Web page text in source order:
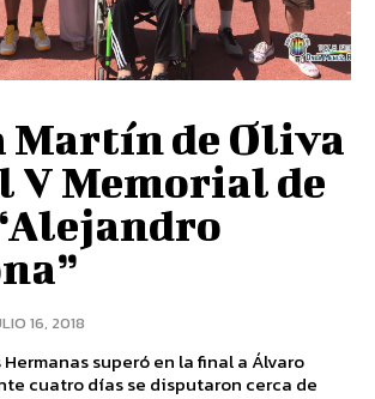
Martín de Oliva
V Memorial de
16, 2018
superó en la final a Álvaro
cuatro días se disputaron cerca de